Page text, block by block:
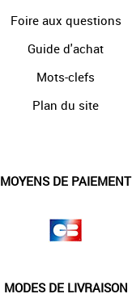
Foire aux questions
Guide d'achat
Mots-clefs
Plan du site
MOYENS DE PAIEMENT
MODES DE LIVRAISON